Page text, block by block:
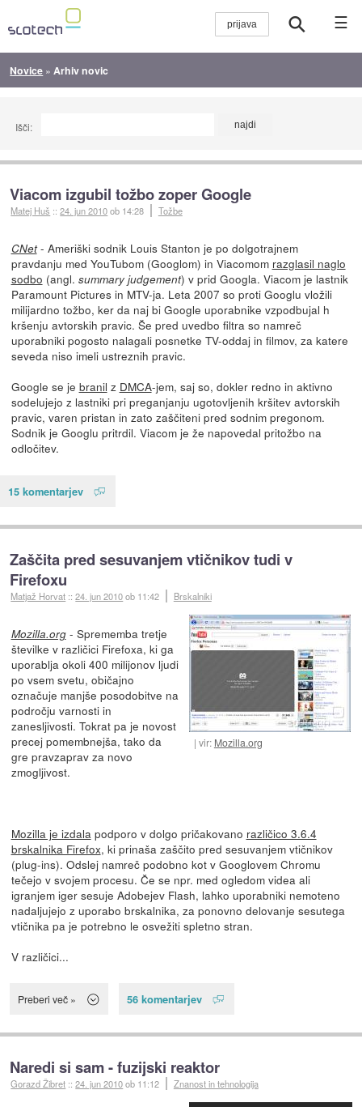
☰
Novice » Arhiv novic
Išči:
Viacom izgubil tožbo zoper Google
Matej Huš ::24. jun 2010ob 14:28 Tožbe
CNet- Ameriški sodnik Louis Stanton je po dolgotrajnem
pravdanju med YouTubom (Googlom) in Viacomom razglasil naglo
sodbo (angl. summary judgement) v prid Googla. Viacom je lastnik
Paramount Pictures in MTV-ja. Leta 2007 so proti Googlu vložili
milijardno tožbo, ker da naj bi Google uporabnike vzpodbujal h
kršenju avtorskih pravic. Še pred uvedbo filtra so namreč
uporabniki pogosto nalagali posnetke TV-oddaj in filmov, za katere
seveda niso imeli ustreznih pravic.
Google se je branil z DMCA-jem, saj so, dokler redno in aktivno
sodelujejo z lastniki pri preganjanju ugotovljenih kršitev avtorskih
pravic, varen pristan in zato zaščiteni pred sodnim pregonom.
Sodnik je Googlu pritrdil. Viacom je že napovedal pritožbo na
odločitev.
15 komentarjev
Zaščita pred sesuvanjem vtičnikov tudi v
Firefoxu
Matjaž Horvat ::24. jun 2010ob 11:42 Brskalniki
vir: Mozilla.org
Mozilla.org- Sprememba tretje
številke v različici Firefoxa, ki ga
uporablja okoli 400 milijonov ljudi
po vsem svetu, običajno
označuje manjše posodobitve na
področju varnosti in
zanesljivosti. Tokrat pa je novost
precej pomembnejša, tako da
gre pravzaprav za novo
zmogljivost.
Mozilla je izdala podporo v dolgo pričakovano različico 3.6.4
brskalnika Firefox, ki prinaša zaščito pred sesuvanjem vtičnikov
(plug-ins). Odslej namreč podobno kot v Googlovem Chromu
tečejo v svojem procesu. Če se npr. med ogledom videa ali
igranjem iger sesuje Adobejev Flash, lahko uporabniki nemoteno
nadaljujejo z uporabo brskalnika, za ponovno delovanje sesutega
vtičnika pa je potrebno le osvežiti spletno stran.
V različici...
Preberi več » 56 komentarjev
Naredi si sam - fuzijski reaktor
Gorazd Žibret ::24. jun 2010ob 11:12 Znanost in tehnologija